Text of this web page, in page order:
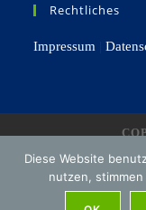
Rechtliches
Impressum |
Diese Website
nutzen,